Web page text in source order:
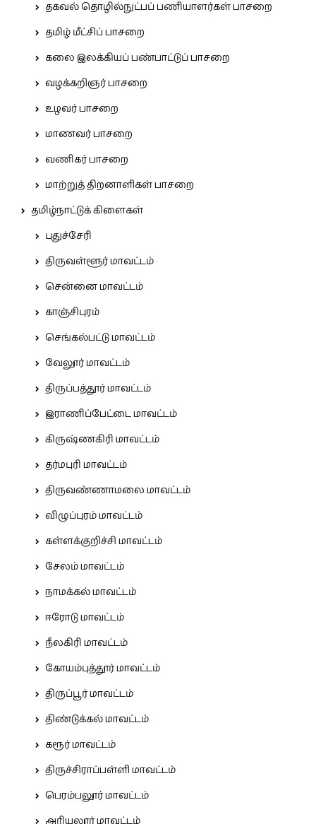
தகவல் தொழில்நுட்பப் பணியாளர்கள் பாசறை
தமிழ் மீட்சிப் பாசறை
கலை இலக்கியப் பண்பாட்டுப் பாசறை
வழக்கறிஞர் பாசறை
உழவர் பாசறை
மாணவர் பாசறை
வணிகர் பாசறை
மாற்றுத் திறனாளிகள் பாசறை
தமிழ்நாட்டுக் கிளைகள்
புதுச்சேரி
திருவள்ளூர் மாவட்டம்
சென்னை மாவட்டம்
காஞ்சிபுரம்
செங்கல்பட்டு மாவட்டம்
வேலூர் மாவட்டம்
திருப்பத்தூர் மாவட்டம்
இராணிப்பேட்டை மாவட்டம்
கிருஷ்ணகிரி மாவட்டம்
தர்மபுரி மாவட்டம்
திருவண்ணாமலை மாவட்டம்
விழுப்புரம் மாவட்டம்
கள்ளக்குறிச்சி மாவட்டம்
சேலம் மாவட்டம்
நாமக்கல் மாவட்டம்
ஈரோடு மாவட்டம்
நீலகிரி மாவட்டம்
கோயம்புத்தூர் மாவட்டம்
திருப்பூர் மாவட்டம்
திண்டுக்கல் மாவட்டம்
கரூர் மாவட்டம்
திருச்சிராப்பள்ளி மாவட்டம்
பெரம்பலூர் மாவட்டம்